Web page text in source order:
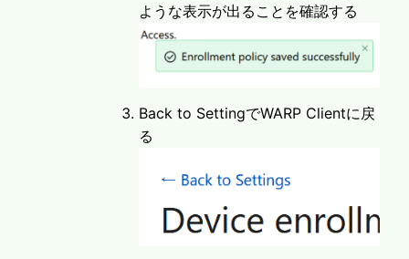
ような表示が出ることを確認する
Back to SettingでWARP Clientに戻
る